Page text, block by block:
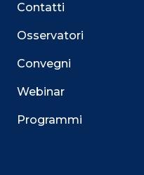
Contatti
Osservatori
Convegni
Webinar
Programmi